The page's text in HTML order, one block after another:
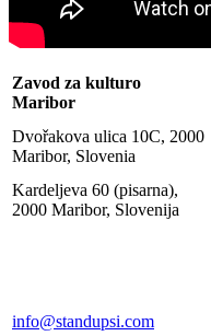
Zavod za kulturo
Maribor
Dvořakova ulica 10C, 2000
Maribor, Slovenia
Kardeljeva 60 (pisarna),
2000 Maribor, Slovenija
info@standupsi.com